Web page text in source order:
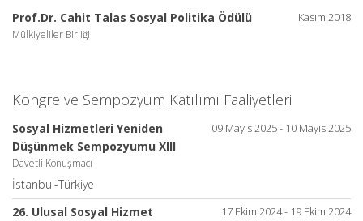
Kasım 2018
Prof.Dr. Cahit Talas Sosyal Politika Ödülü
Mülkiyeliler Birliği
Kongre ve Sempozyum Katılımı Faaliyetleri
09 Mayıs 2025 - 10 Mayıs 2025
Sosyal Hizmetleri Yeniden
Düşünmek Sempozyumu XIII
Davetli Konuşmacı
İstanbul-Türkiye
17 Ekim 2024 - 19 Ekim 2024
26. Ulusal Sosyal Hizmet